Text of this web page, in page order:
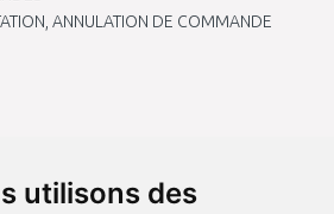
utilisons des
ANNULATION DE COMMANDE